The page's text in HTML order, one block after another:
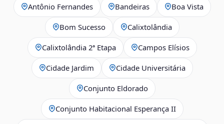
Antônio Fernandes Bandeiras Boa Vista
Bom Sucesso Calixtolândia
Calixtolândia 2ª Etapa Campos Elísios
Cidade Jardim Cidade Universitária
Conjunto Eldorado
Conjunto Habitacional Esperança II